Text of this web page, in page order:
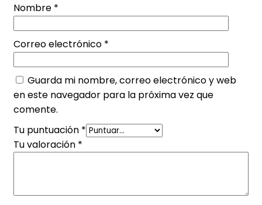
Nombre *
Correo electrónico *
Guarda mi nombre, correo electrónico y web
en este navegador para la próxima vez que
comente.
Tu puntuación *
Tu valoración *